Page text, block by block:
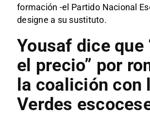
formación -el Partido Nacional
designe a su sustituto.
Yousaf dice que
el precio” por
la coalición con
Verdes